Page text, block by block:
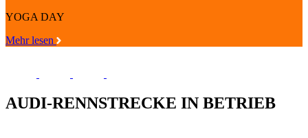
YOGA DAY
Mehr lesen
AUDI-RENNSTRECKE IN BETRIEB